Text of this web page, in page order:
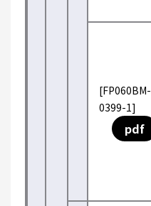
[FP060BM-
0399-1]
pdf